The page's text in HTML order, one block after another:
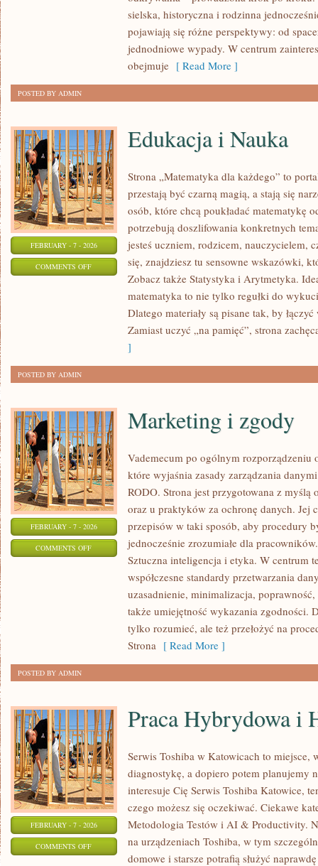
sielska, historyczna i rodzinna
pojawiają się różne perspektywy: od
jednodniowe wypady. W centrum
obejmuje [ Read More ]
POSTED BY ADMIN
FEBRUARY - 7 - 2026
COMMENTS OFFON
Edukacja i Nauka
Strona „Matematyka dla każdego” to
przestają być czarną magią, a stają się
osób, które chcą poukładać matematykę
potrzebują doszlifowania konkretnych
jesteś uczniem, rodzicem, nauczycielem,
się, znajdziesz tu sensowne wskazówki,
Zobacz także Statystyka i Arytmetyka.
matematyka to nie tylko regułki do
Dlatego materiały są pisane tak, by
Zamiast uczyć „na pamięć”, strona
]
POSTED BY ADMIN
FEBRUARY - 7 - 2026
COMMENTS OFFON
MARKETING
Marketing i zgody
Vademecum po ogólnym rozporządzeniu
które wyjaśnia zasady zarządzania
RODO. Strona jest przygotowana z
oraz u praktyków za ochronę danych. Jej
przepisów w taki sposób, aby procedury
jednocześnie zrozumiałe dla
Sztuczna inteligencja i etyka. W centrum
współczesne standardy przetwarzania
uzasadnienie, minimalizacja,
także umiejętność wykazania zgodności.
tylko rozumieć, ale też przełożyć na
Strona [ Read More ]
POSTED BY ADMIN
FEBRUARY - 7 - 2026
COMMENTS OFFON
Praca Hybrydowa i
Serwis Toshiba w Katowicach to miejsce,
diagnostykę, a dopiero potem planujemy
interesuje Cię Serwis Toshiba Katowice,
czego możesz się oczekiwać. Ciekawe
Metodologia Testów i AI & Productivity.
na urządzeniach Toshiba, w tym
domowe i starsze potrafią służyć